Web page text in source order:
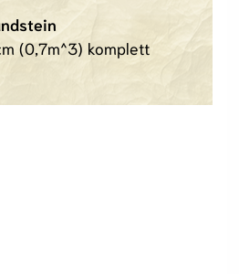
(0,7m^3) komplett